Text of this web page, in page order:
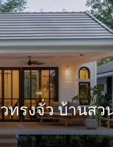
ทรงจั่ว บ้านสว